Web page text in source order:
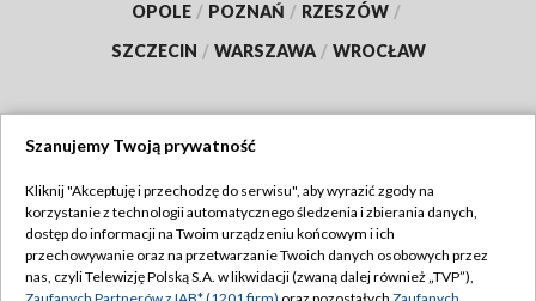
OPOLE / POZNAŃ / RZESZÓW /
SZCZECIN / WARSZAWA / WROCŁAW
TVP
Abonament TVP
Emisja w TVP
Regulamin TVP
Szanujemy Twoją prywatność
Kliknij "Akceptuję i przechodzę do serwisu", aby wyrazić zgody na
korzystanie z technologii automatycznego śledzenia i zbierania danych,
dostęp do informacji na Twoim urządzeniu końcowym i ich
przechowywanie oraz na przetwarzanie Twoich danych osobowych przez
nas, czyli Telewizję Polską S.A. w likwidacji (zwaną dalej również „TVP”),